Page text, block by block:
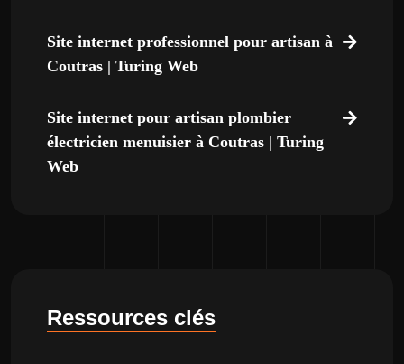
Site internet professionnel pour artisan à
Coutras | Turing Web
Site internet pour artisan plombier
électricien menuisier à Coutras | Turing
Web
Ressources clés